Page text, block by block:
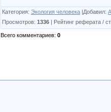
Категория: Экология человека |Добавил:
Просмотров: 1336 | Рейтинг реферата /
Всего комментариев: 0